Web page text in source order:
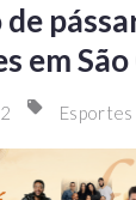
de
em
Esportes